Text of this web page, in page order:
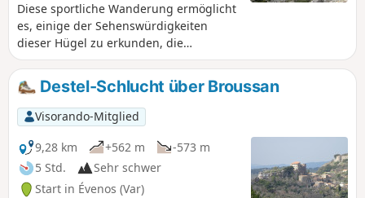
Diese sportliche Wanderung ermöglicht
es, einige der Sehenswürdigkeiten
dieser Hügel zu erkunden, die
Châteauvallon überragen und deren
Silhouette allgegenwärtig ist, wenn man
im westlichen Var wohnt: den
Croupatier und den Bau de Quatre
Aures. Diese Route hat einige
Abschnitte mit einer anderen
Wanderung gemeinsam, die den Bau
einschließt, jedoch in umgekehrter
Destel-Schlucht über Broussan
Visorando-Mitglied
9,28 km
+562 m
-573 m
5 Std.
Sehr schwer
Start in Évenos (Var)